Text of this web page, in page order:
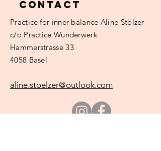
Contact
Practice for inner balance Aline Stölzer
c/o Practice Wunderwerk
Hammerstrasse 33
4058 Basel
aline.stoelzer@outlook.com